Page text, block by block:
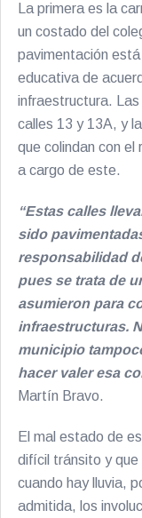
La primera es la
un costado del
pavimentación
educativa de
infraestructura.
calles 13 y 13A, y
que colindan con el
a cargo de este.
“Estas calles
sido
responsabilidad
pues se trata de
asumieron para
infraestructuras.
municipio
hacer valer esa
Martín Bravo.
El mal estado de
difícil tránsito y que
cuando hay lluvia,
admitida, los